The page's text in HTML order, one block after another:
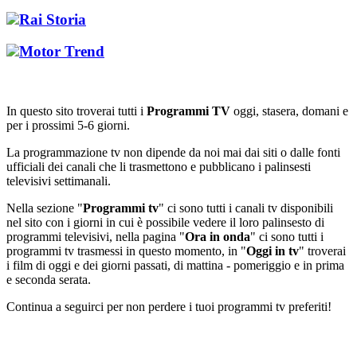
Rai Storia
Motor Trend
In questo sito troverai tutti i Programmi TV oggi, stasera, domani e
per i prossimi 5-6 giorni.
La programmazione tv non dipende da noi mai dai siti o dalle fonti
ufficiali dei canali che li trasmettono e pubblicano i palinsesti
televisivi settimanali.
Nella sezione "Programmi tv" ci sono tutti i canali tv disponibili
nel sito con i giorni in cui è possibile vedere il loro palinsesto di
programmi televisivi, nella pagina "Ora in onda" ci sono tutti i
programmi tv trasmessi in questo momento, in "Oggi in tv" troverai
i film di oggi e dei giorni passati, di mattina - pomeriggio e in prima
e seconda serata.
Continua a seguirci per non perdere i tuoi programmi tv preferiti!